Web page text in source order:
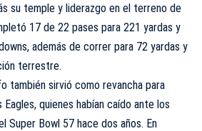
su temple y liderazgo en el terreno de
17 de 22 pases para 221 yardas y
además de correr para 72 yardas y
terrestre.
también sirvió como revancha para
Eagles, quienes habían caído ante los
Super Bowl 57 hace dos años. En